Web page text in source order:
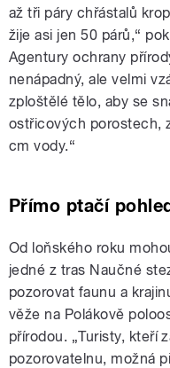
až tři páry chřástalů
žije asi jen 50 párů,“
Agentury ochrany
nenápadný, ale velmi
zploštělé tělo, aby se
ostřicových porostech,
cm vody.“
Přímo ptačí
Od loňského roku
jedné z tras Naučné
pozorovat faunu a
věže na Polákově
přírodou. „Turisty, kteří
pozorovatelnu, možná